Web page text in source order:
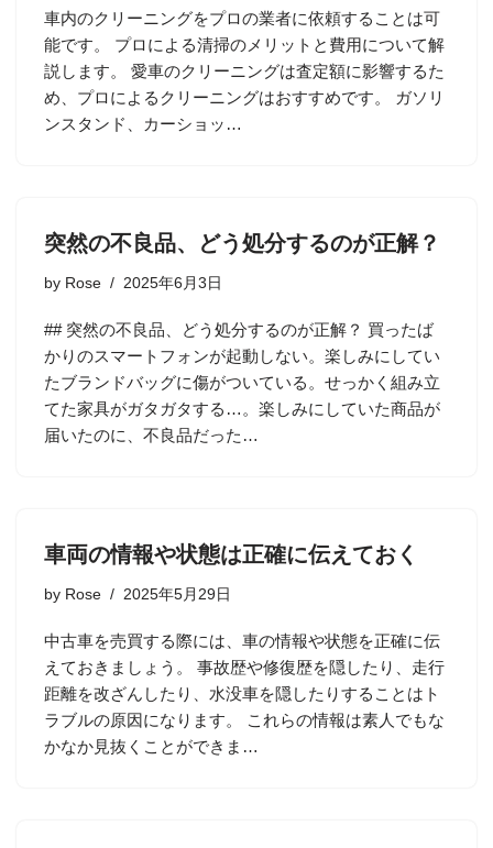
車内のクリーニングをプロの業者に依頼することは可
能です。 プロによる清掃のメリットと費用について解
説します。 愛車のクリーニングは査定額に影響するた
め、プロによるクリーニングはおすすめです。 ガソリ
ンスタンド、カーショッ…
突然の不良品、どう処分するのが正解？
by Rose 2025年6月3日
## 突然の不良品、どう処分するのが正解？ 買ったば
かりのスマートフォンが起動しない。楽しみにしてい
たブランドバッグに傷がついている。せっかく組み立
てた家具がガタガタする…。楽しみにしていた商品が
届いたのに、不良品だった…
車両の情報や状態は正確に伝えておく
by Rose 2025年5月29日
中古車を売買する際には、車の情報や状態を正確に伝
えておきましょう。 事故歴や修復歴を隠したり、走行
距離を改ざんしたり、水没車を隠したりすることはト
ラブルの原因になります。 これらの情報は素人でもな
かなか見抜くことができま…